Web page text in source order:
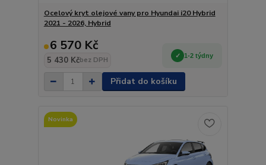
Ocelový kryt olejové vany pro Hyundai i20 Hybrid
2021 - 2026, Hybrid
6 570 Kč
5 430 Kčbez DPH
1-2 týdny
Přidat do košíku
Novinka